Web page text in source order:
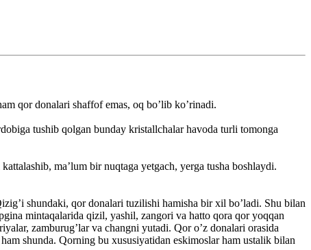
qor donalari shaffof emas, oq bo’lib ko’rinadi.
tushib qolgan bunday kristallchalar havoda turli tomonga
ma’lum bir nuqtaga yetgach, yerga tusha boshlaydi.
shundaki, qor donalari tuzilishi hamisha bir xil bo’ladi. Shu bilan
mintaqalarida qizil, yashil, zangori va hatto qora qor yoqqan
zamburug’lar va changni yutadi. Qor o’z donalari orasida
shunda. Qorning bu xususiyatidan eskimoslar ham ustalik bilan